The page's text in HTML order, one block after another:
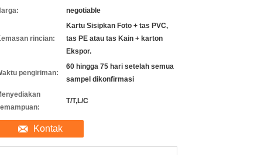
negotiable
rincian:
Kartu Sisipkan Foto + tas PVC,
tas PE atau tas Kain + karton
Ekspor.
pengiriman:
60 hingga 75 hari setelah semua
sampel dikonfirmasi
T/T,L/C
Kontak